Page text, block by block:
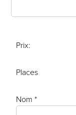
Prix:
Places
Nom *